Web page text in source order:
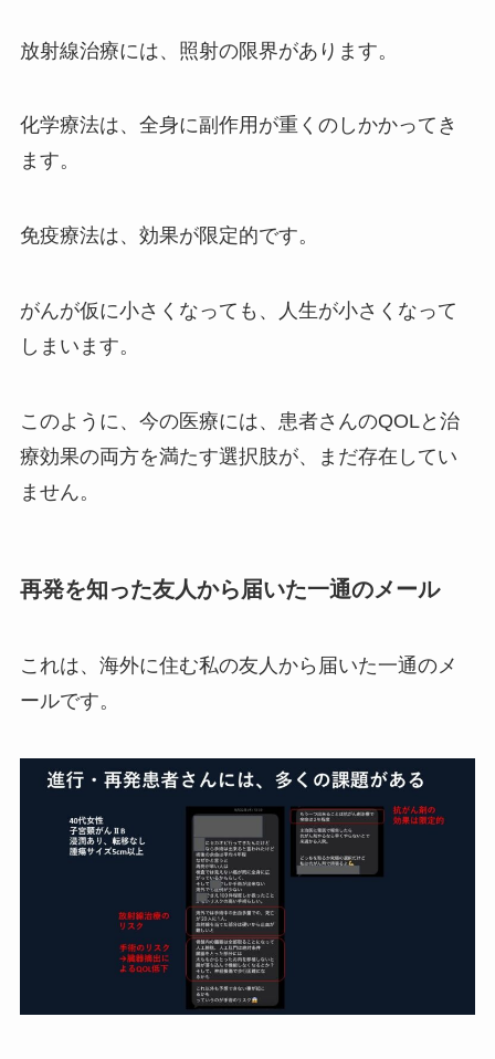
放射線治療には、照射の限界があります。
化学療法は、全身に副作用が重くのしかかってき
ます。
免疫療法は、効果が限定的です。
がんが仮に小さくなっても、人生が小さくなって
しまいます。
このように、今の医療には、患者さんのQOLと治
療効果の両方を満たす選択肢が、まだ存在してい
ません。
再発を知った友人から届いた一通のメール
これは、海外に住む私の友人から届いた一通のメ
ールです。